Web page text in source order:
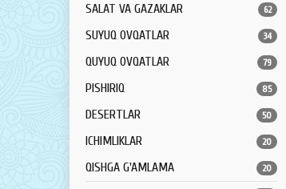
SALAT VA GAZAKLAR 62
SUYUQ OVQATLAR 34
QUYUQ OVQATLAR 79
PISHIRIQ 85
DESERTLAR 50
ICHIMLIKLAR 20
QISHGA G'AMLAMA 20